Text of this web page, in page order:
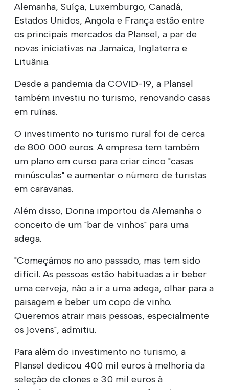
Alemanha, Suíça, Luxemburgo, Canadá,
Estados Unidos, Angola e França estão entre
os principais mercados da Plansel, a par de
novas iniciativas na Jamaica, Inglaterra e
Lituânia.
Desde a pandemia da COVID-19, a Plansel
também investiu no turismo, renovando casas
em ruínas.
O investimento no turismo rural foi de cerca
de 800 000 euros. A empresa tem também
um plano em curso para criar cinco "casas
minúsculas" e aumentar o número de turistas
em caravanas.
Além disso, Dorina importou da Alemanha o
conceito de um "bar de vinhos" para uma
adega.
"Começámos no ano passado, mas tem sido
difícil. As pessoas estão habituadas a ir beber
uma cerveja, não a ir a uma adega, olhar para a
paisagem e beber um copo de vinho.
Queremos atrair mais pessoas, especialmente
os jovens", admitiu.
Para além do investimento no turismo, a
Plansel dedicou 400 mil euros à melhoria da
seleção de clones e 30 mil euros à